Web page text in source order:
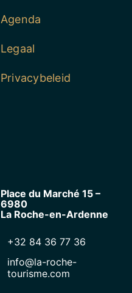
Agenda
Legaal
Privacybeleid
Place du Marché 15 –
6980
La Roche-en-Ardenne
+32 84 36 77 36
info@la-roche-
tourisme.com